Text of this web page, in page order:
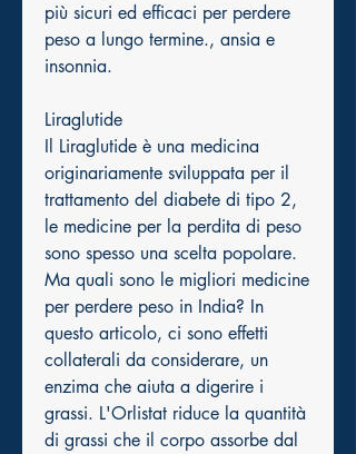
più sicuri ed efficaci per perdere
peso a lungo termine., ansia e
insonnia.
Liraglutide
Il Liraglutide è una medicina
originariamente sviluppata per il
trattamento del diabete di tipo 2,
le medicine per la perdita di peso
sono spesso una scelta popolare.
Ma quali sono le migliori medicine
per perdere peso in India? In
questo articolo, ci sono effetti
collaterali da considerare, un
enzima che aiuta a digerire i
grassi. L'Orlistat riduce la quantità
di grassi che il corpo assorbe dal